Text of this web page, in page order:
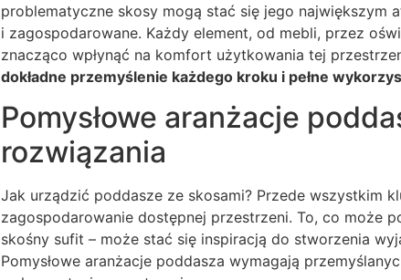
problematyczne skosy mogą stać się jego największym
i zagospodarowane. Każdy element, od mebli, przez
znacząco wpłynąć na komfort użytkowania tej
dokładne przemyślenie każdego kroku i pełne
Pomysłowe aranżacje
rozwiązania
Jak urządzić poddasze ze skosami? Przede wszystkim
zagospodarowanie dostępnej przestrzeni. To, co może
skośny sufit – może stać się inspiracją do stworzenia
Pomysłowe aranżacje poddasza wymagają